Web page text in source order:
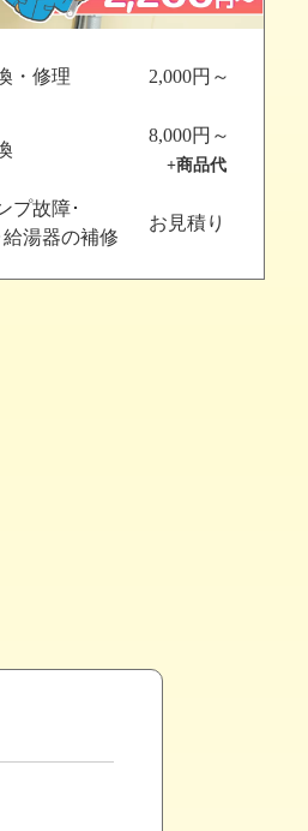
・修理 2,000円～
8,000円～
+商品代
プ故障･
給湯器の補修
お見積り